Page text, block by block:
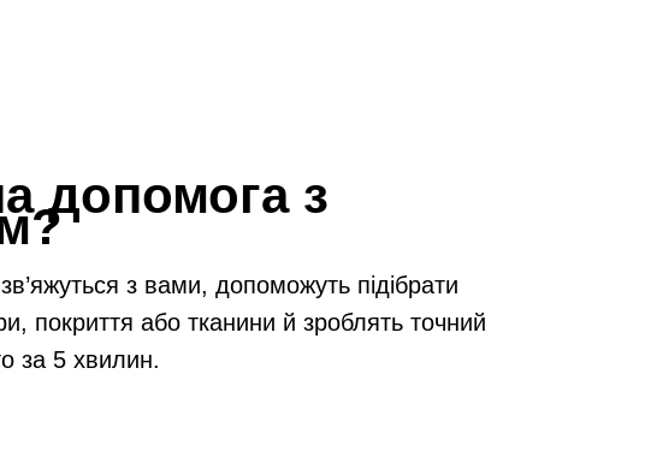
допомога з
з вами, допоможуть підібрати
покриття або тканини й зроблять точний
за 5 хвилин.